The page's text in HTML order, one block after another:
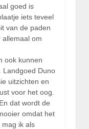
goed is
iets teveel
van de paden
allemaal om
ook kunnen
Landgoed Duno
uitzichten en
voor het oog.
dat wordt de
omdat het
mag ik als